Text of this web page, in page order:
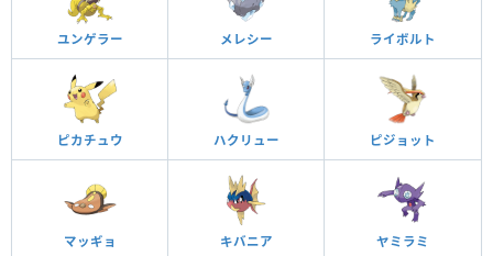
ユンゲラー メレシー ライボルト
ピカチュウ ハクリュー ピジョット
マッギョ キバニア ヤミラミ